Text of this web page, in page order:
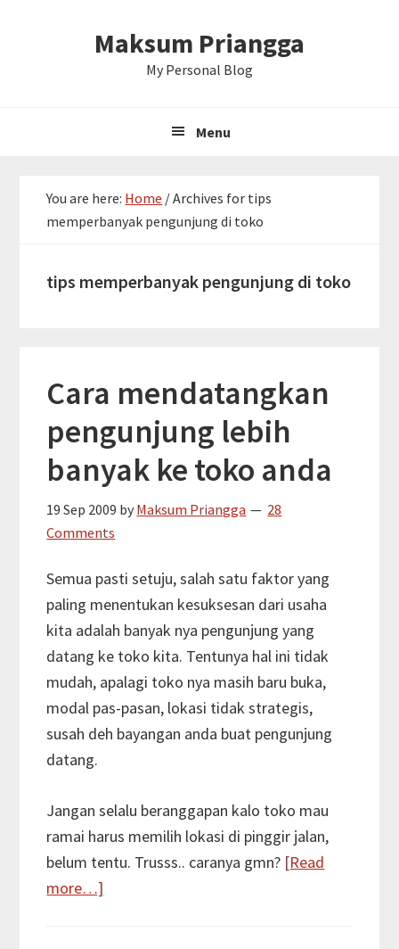
Maksum Priangga
My Personal Blog
Menu
You are here: Home /Archives for tips
memperbanyak pengunjung di toko
tips memperbanyak pengunjung di toko
Cara mendatangkan
pengunjung lebih
banyak ke toko anda
19 Sep 2009 by Maksum Priangga
28
Comments
Semua pasti setuju, salah satu faktor yang
paling menentukan kesuksesan dari usaha
kita adalah banyak nya pengunjung yang
datang ke toko kita. Tentunya hal ini tidak
mudah, apalagi toko nya masih baru buka,
modal pas-pasan, lokasi tidak strategis,
susah deh bayangan anda buat pengunjung
datang.
Jangan selalu beranggapan kalo toko mau
ramai harus memilih lokasi di pinggir jalan,
belum tentu. Trusss.. caranya gmn? [Read
more…]